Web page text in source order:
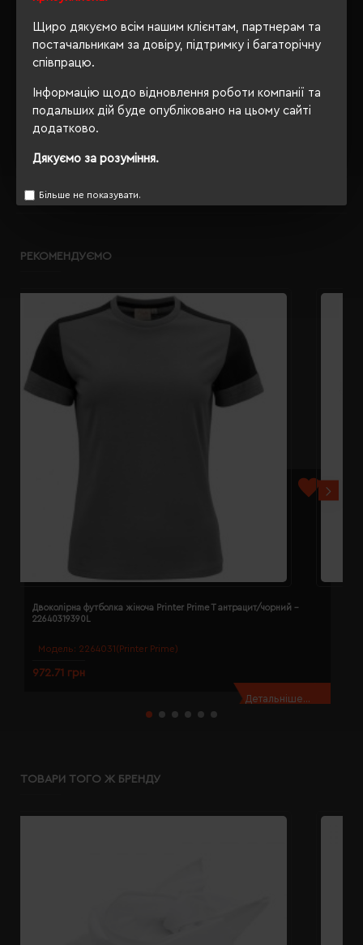
Щиро дякуємо всім нашим клієнтам, партнерам та
постачальникам за довіру, підтримку і багаторічну
співпрацю.
Інформацію щодо відновлення роботи компанії та
подальших дій буде опубліковано на цьому сайті
додатково.
Дякуємо за розуміння.
Більше не показувати.
OEKO-TEX® Standard 100,
ОПИС
РЕКОМЕНДУЄМО
Модель: 2264031(Printer Prime)
Двоколірна футболка жіноча Printer Prime T антрацит/чорний -
22640319390L
972.71 грн
Детальніше...
ТОВАРИ ТОГО Ж БРЕНДУ